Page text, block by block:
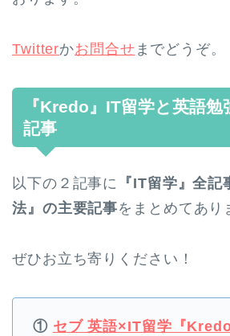
Twitterかお問合せ までどうぞ。
『Kredo』IT留学と英語
記事
以下の２記事に 『IT留学』全記
法』の主要記事をまとめてあり
ぜひお立ち寄りください！
① セブ 英語×IT留学『